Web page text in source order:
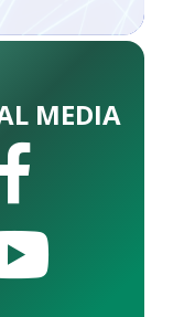
MEDIA